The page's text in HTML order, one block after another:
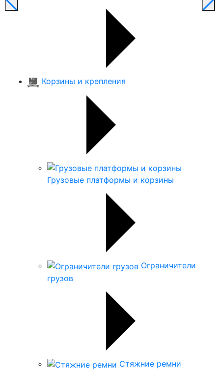
Корзины и крепления
Грузовые платформы и корзины
Ограничители
грузов
Стяжние ремни